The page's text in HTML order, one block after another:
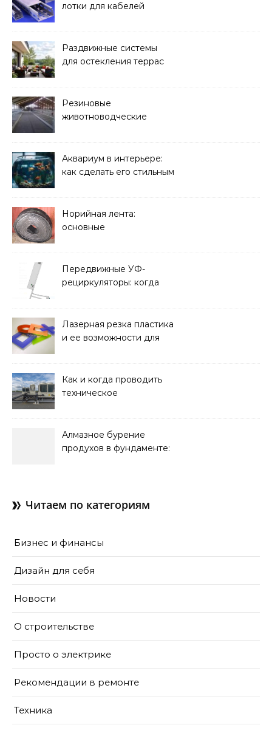
лотки для кабелей
Раздвижные системы
для остекления террас
Резиновые
животноводческие
решать
Аквариум в интерьере:
как сделать его стильным
Норийная лента:
основные
и советы по выбору
Передвижные УФ-
рециркуляторы: когда
Лазерная резка пластика
и ее возможности для
Как и когда проводить
техническое
Алмазное бурение
продухов в фундаменте:
Читаем по категориям
Бизнес и финансы
Дизайн для себя
Новости
О строительстве
Просто о электрике
Рекомендации в ремонте
Техника